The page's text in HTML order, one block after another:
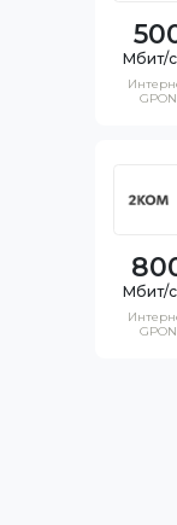
GPON
GPON